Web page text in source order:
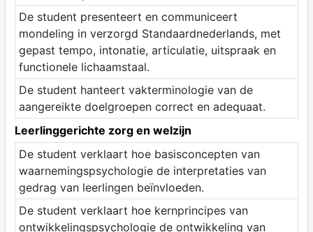
De student presenteert en communiceert
mondeling in verzorgd Standaardnederlands, met
gepast tempo, intonatie, articulatie, uitspraak en
functionele lichaamstaal.
De student hanteert vakterminologie van de
aangereikte doelgroepen correct en adequaat.
Leerlinggerichte zorg en welzijn
De student verklaart hoe basisconcepten van
waarnemingspsychologie de interpretaties van
gedrag van leerlingen beïnvloeden.
De student verklaart hoe kernprincipes van
ontwikkelingspsychologie de ontwikkeling van